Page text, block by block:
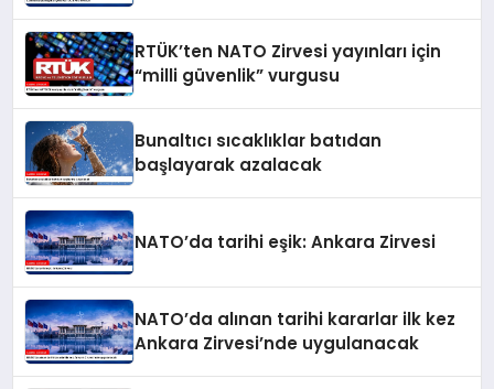
RTÜK’ten NATO Zirvesi yayınları için
“milli güvenlik” vurgusu
Bunaltıcı sıcaklıklar batıdan
başlayarak azalacak
NATO’da tarihi eşik: Ankara Zirvesi
NATO’da alınan tarihi kararlar ilk kez
Ankara Zirvesi’nde uygulanacak